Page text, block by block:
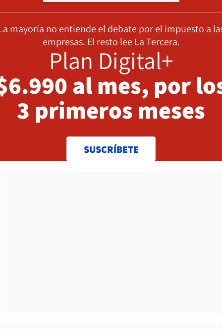
mayoría no entiende el debate por el impuesto a
empresas. El resto lee La Tercera.
Plan Digital+
al mes, por
3 primeros meses
SUSCRÍBETE